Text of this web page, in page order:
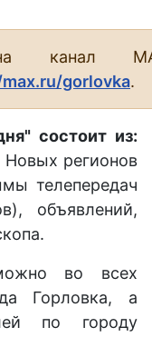
на канал
gorlovka.
состоит из:
регионов
телепередач
объявлений,
во всех
Горловка, а
по городу